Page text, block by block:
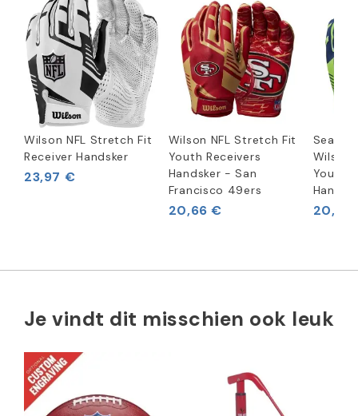
Wilson NFL Stretch Fit
Receiver Handsker
23,97 €
Wilson NFL Stretch Fit
Youth Receivers
Handsker - San
Francisco 49ers
20,66 €
Seattle
Wilson
Youth
20,66
Je vindt dit misschien ook leuk